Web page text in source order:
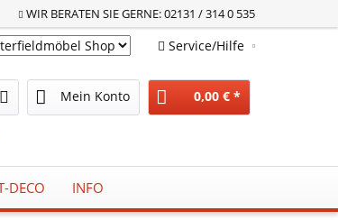
WIR BERATEN SIE GERNE: 02131 / 314 0 535
Shop Service/Hilfe
Mein Konto 0,00 € *
DECO INFO